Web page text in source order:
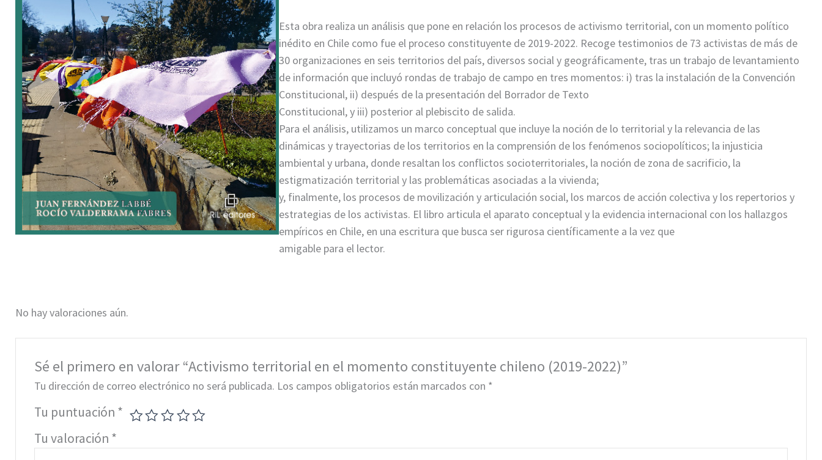
Esta obra realiza un análisis que pone en relación los procesos de activismo territorial, con un momento político
inédito en Chile como fue el proceso constituyente de 2019-2022. Recoge testimonios de 73 activistas de más de
30 organizaciones en seis territorios del país, diversos social y geográficamente, tras un trabajo de levantamiento
de información que incluyó rondas de trabajo de campo en tres momentos: i) tras la instalación de la Convención
Constitucional, ii) después de la presentación del Borrador de Texto
Constitucional, y iii) posterior al plebiscito de salida.
Para el análisis, utilizamos un marco conceptual que incluye la noción de lo territorial y la relevancia de las
dinámicas y trayectorias de los territorios en la comprensión de los fenómenos sociopolíticos; la injusticia
ambiental y urbana, donde resaltan los conflictos socioterritoriales, la noción de zona de sacrificio, la
estigmatización territorial y las problemáticas asociadas a la vivienda;
y, finalmente, los procesos de movilización y articulación social, los marcos de acción colectiva y los repertorios y
estrategias de los activistas. El libro articula el aparato conceptual y la evidencia internacional con los hallazgos
empíricos en Chile, en una escritura que busca ser rigurosa científicamente a la vez que
amigable para el lector.
No hay valoraciones aún.
Sé el primero en valorar “Activismo territorial en el momento constituyente chileno (2019-2022)”
Tu dirección de correo electrónico no será publicada. Los campos obligatorios están marcados con *
Tu puntuación *
Tu valoración *